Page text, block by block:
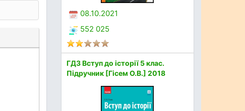
08.10.2021
552 025
ГДЗ Вступ до історії 5 клас.
Підручник [Гісем О.В.] 2018